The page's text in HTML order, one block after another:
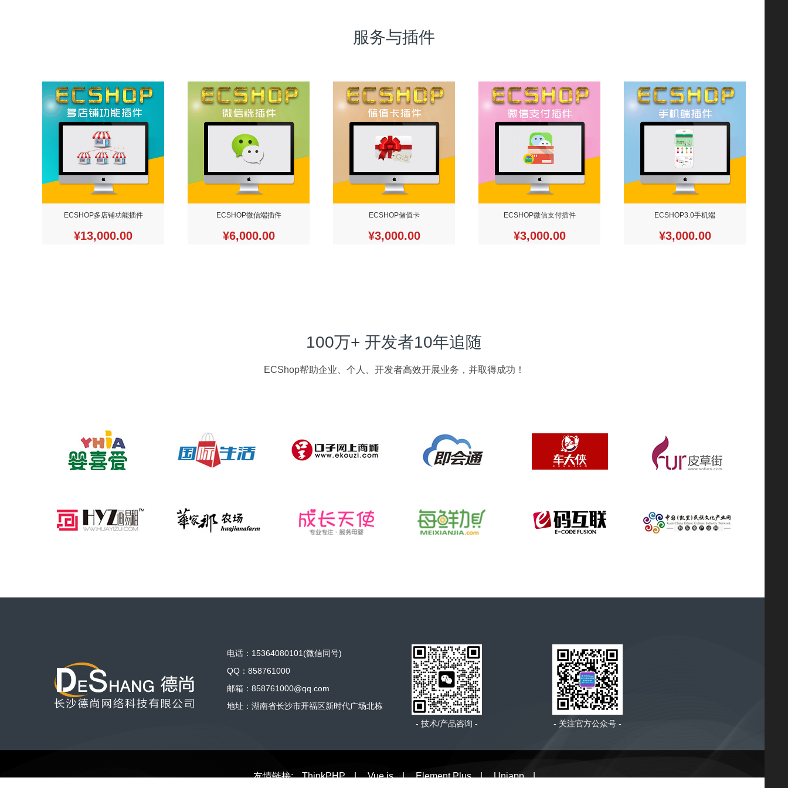
服务与插件
ECSHOP多店铺功能插件
¥13,000.00
ECSHOP微信端插件
¥6,000.00
ECSHOP储值卡
¥3,000.00
ECSHOP微信支付插件
¥3,000.00
ECSHOP3.0手机端
¥3,000.00
100万+ 开发者10年追随
ECShop帮助企业、个人、开发者高效开展业务，并取得成功！
电话：15364080101(微信同号)
QQ：858761000
邮箱：858761000@qq.com
地址：湖南省长沙市开福区新时代广场北栋
- 技术/产品咨询 -
- 关注官方公众号 -
友情链接: ThinkPHP | Vue.js | Element Plus | Uniapp |